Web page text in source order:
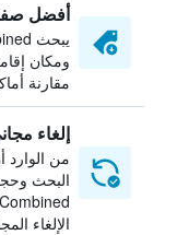
أفضل
ومكان
مقارنة
إلغاء
من الوارد
البحث
الإلغاء